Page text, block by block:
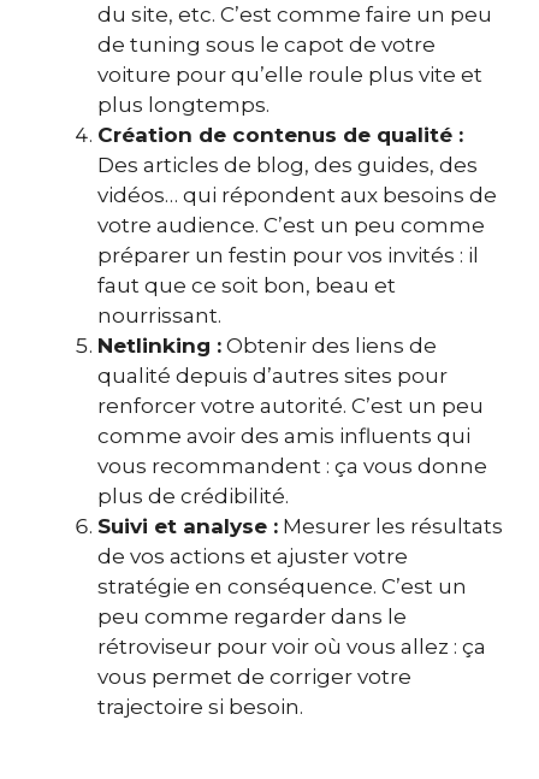
du site, etc. C’est comme faire un peu
de tuning sous le capot de votre
voiture pour qu’elle roule plus vite et
plus longtemps.
Création de contenus de qualité :
Des articles de blog, des guides, des
vidéos… qui répondent aux besoins de
votre audience. C’est un peu comme
préparer un festin pour vos invités : il
faut que ce soit bon, beau et
nourrissant.
Netlinking : Obtenir des liens de
qualité depuis d’autres sites pour
renforcer votre autorité. C’est un peu
comme avoir des amis influents qui
vous recommandent : ça vous donne
plus de crédibilité.
Suivi et analyse : Mesurer les résultats
de vos actions et ajuster votre
stratégie en conséquence. C’est un
peu comme regarder dans le
rétroviseur pour voir où vous allez : ça
vous permet de corriger votre
trajectoire si besoin.